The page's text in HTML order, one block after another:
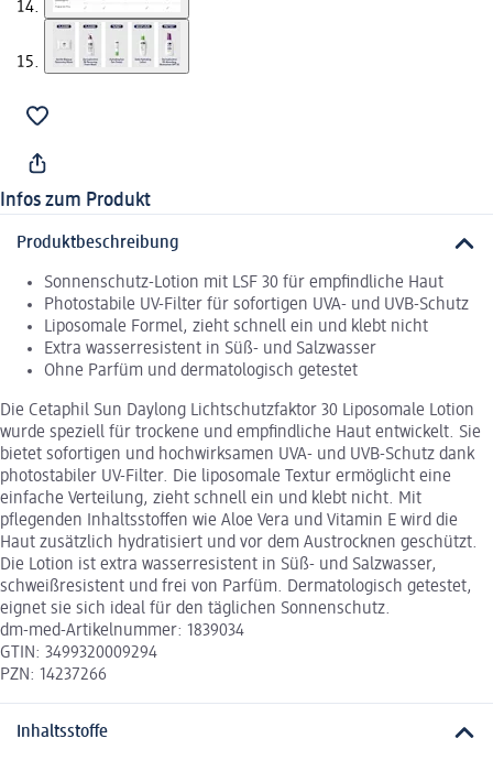
Infos zum Produkt
Produktbeschreibung
Sonnenschutz-Lotion mit LSF 30 für empfindliche Haut
Photostabile UV-Filter für sofortigen UVA- und UVB-Schutz
Liposomale Formel, zieht schnell ein und klebt nicht
Extra wasserresistent in Süß- und Salzwasser
Ohne Parfüm und dermatologisch getestet
Die Cetaphil Sun Daylong Lichtschutzfaktor 30 Liposomale Lotion
wurde speziell für trockene und empfindliche Haut entwickelt. Sie
bietet sofortigen und hochwirksamen UVA- und UVB-Schutz dank
photostabiler UV-Filter. Die liposomale Textur ermöglicht eine
einfache Verteilung, zieht schnell ein und klebt nicht. Mit
pflegenden Inhaltsstoffen wie Aloe Vera und Vitamin E wird die
Haut zusätzlich hydratisiert und vor dem Austrocknen geschützt.
Die Lotion ist extra wasserresistent in Süß- und Salzwasser,
schweißresistent und frei von Parfüm. Dermatologisch getestet,
eignet sie sich ideal für den täglichen Sonnenschutz.
dm-med-Artikelnummer: 1839034
GTIN: 3499320009294
PZN: 14237266
Inhaltsstoffe